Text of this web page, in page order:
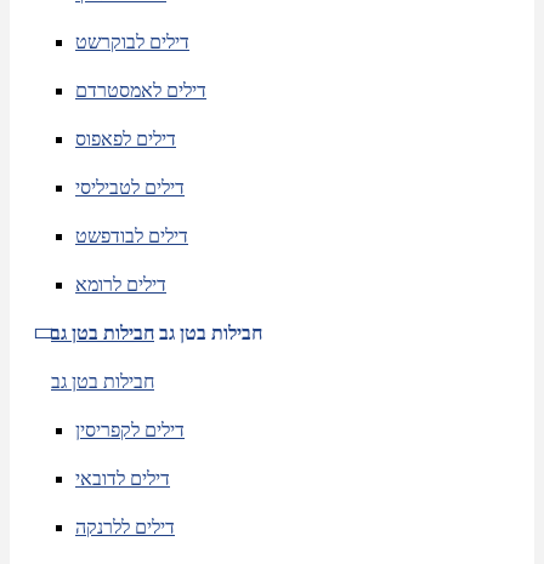
דילים לבוקרשט
דילים לאמסטרדם
דילים לפאפוס
דילים לטביליסי
דילים לבודפשט
דילים לרומא
חבילות בטן גב חבילות בטן גב
חבילות בטן גב
דילים לקפריסין
דילים לדובאי
דילים ללרנקה